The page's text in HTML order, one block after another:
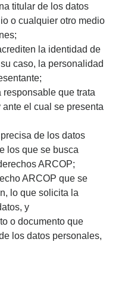
titular de los datos
o cualquier otro medio
la identidad de
caso, la personalidad
responsable que trata
ante el cual se presenta
de los datos
los que se busca
ARCOP;
ARCOP que se
lo que solicita la
y
o documento que
los datos personales,